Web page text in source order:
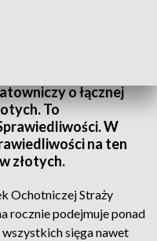
o łącznej
To
W
na ten
złotych.
Ochotniczej Straży
rocznie podejmuje ponad
sięga nawet